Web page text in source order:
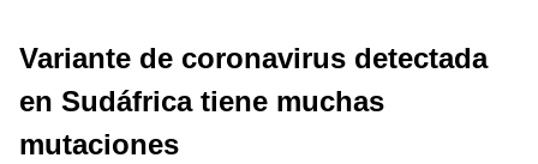
Variante de coronavirus detectada
en Sudáfrica tiene muchas
mutaciones